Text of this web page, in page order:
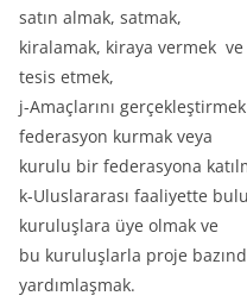
satın almak, satmak,
kiralamak, kiraya vermek
tesis etmek,
j-Amaçlarını
federasyon kurmak veya
kurulu bir federasyona
k-Uluslararası faaliyette
kuruluşlara üye olmak ve
bu kuruluşlarla proje
yardımlaşmak.